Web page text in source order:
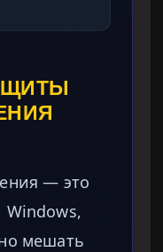
— это
Windows,
мешать